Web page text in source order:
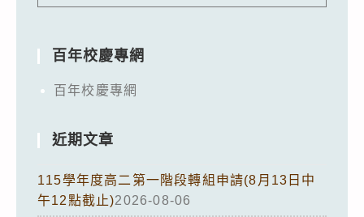
百年校慶專網
百年校慶專網
近期文章
115學年度高二第一階段轉組申請(8月13日中
午12點截止)2026-08-06